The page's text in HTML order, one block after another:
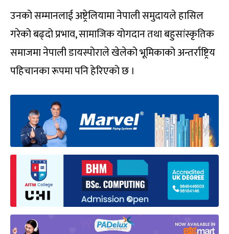
उनको सम्मानलाई अष्ट्रेलियामा नेपाली समुदायले हासिल
गरेको बढ्दो प्रभाव, सामाजिक योगदान तथा बहुसांस्कृतिक
समाजमा नेपाली डायस्पोराले खेलेको भूमिकाको अन्तर्राष्ट्रिय
पहिचानका रूपमा पनि हेरिएको छ ।